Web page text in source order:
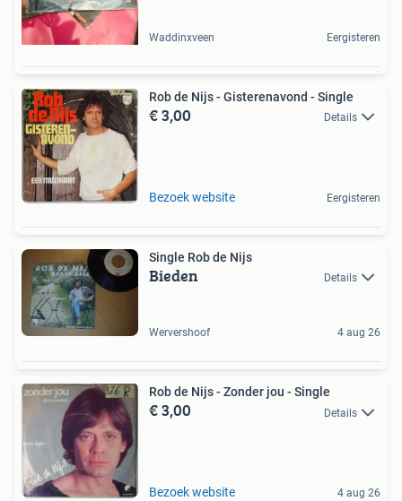
Waddinxveen Eergisteren
Rob de Nijs - Gisterenavond - Single
€ 3,00 Details
Bezoek website Eergisteren
Single Rob de Nijs
Bieden Details
Wervershoof 4 aug 26
Rob de Nijs - Zonder jou - Single
€ 3,00 Details
Bezoek website 4 aug 26